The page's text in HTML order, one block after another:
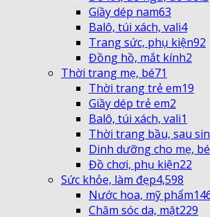
Giầy dép nam63
Balô, túi xách, vali4
Trang sức, phụ kiện92
Đồng hồ, mắt kính2
Thời trang mẹ, bé71
Thời trang trẻ em19
Giầy dép trẻ em2
Balô, túi xách, vali1
Thời trang bầu, sau
Dinh dưỡng cho mẹ, bé
Đồ chơi, phụ kiện22
Sức khỏe, làm đẹp4,598
Nước hoa, mỹ phẩm
Chăm sóc da, mặt229